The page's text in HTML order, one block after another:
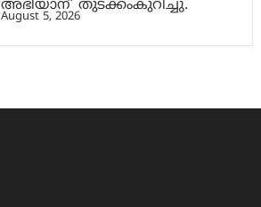
അഭിയാന്’ തുടക്കംകുറിച്ചു.
August 5, 2026